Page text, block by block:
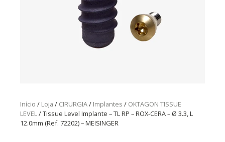
Início / Loja / CIRURGIA/ Implantes / OKTAGON TISSUE
LEVEL/ Tissue Level Implante – TL RP – ROX-CERA – Ø 3.3, L
12.0mm (Ref. 72202) – MEISINGER